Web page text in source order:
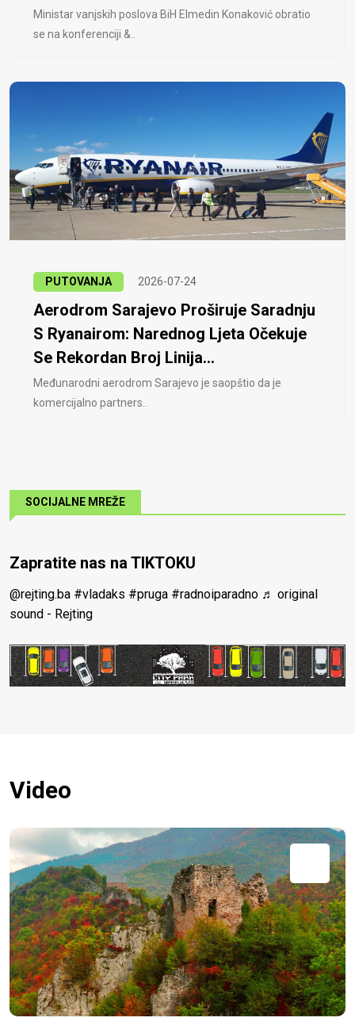
Ministar vanjskih poslova BiH Elmedin Konaković obratio
se na konferenciji &..
PUTOVANJA 2026-07-24
Aerodrom Sarajevo Proširuje Saradnju
S Ryanairom: Narednog Ljeta Očekuje
Se Rekordan Broj Linija...
Međunarodni aerodrom Sarajevo je saopštio da je
komercijalno partners..
SOCIJALNE MREŽE
Zapratite nas na TIKTOKU
@rejting.ba #vladaks #pruga #radnoiparadno ♬ original
sound - Rejting
Video